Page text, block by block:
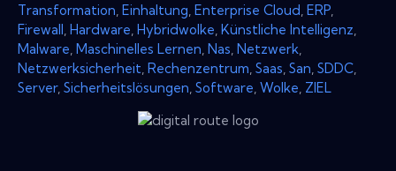
Transformation Einhaltung Enterprise Cloud ERP
Firewall Hardware Hybridwolke Künstliche Intelligenz
Malware Maschinelles Lernen Nas Netzwerk
Netzwerksicherheit Rechenzentrum Saas San SDDC
Server, Sicherheitslösungen Software Wolke ZIEL